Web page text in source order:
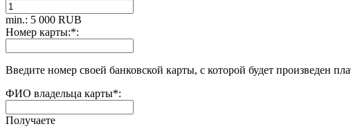
min.: 5 000 RUB
Номер карты:*:
Введите номер своей банковской карты, с которой будет произведен
ФИО владельца карты*:
Получаете